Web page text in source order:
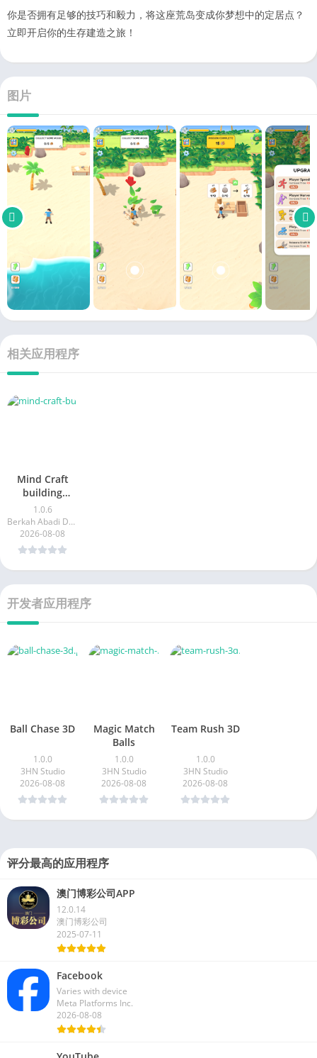
你是否拥有足够的技巧和毅力，将这座荒岛变成你梦想中的定居点？
立即开启你的生存建造之旅！
图片
相关应用程序
Mind Craft
building
craftsman
1.0.6
Berkah Abadi Developer
2026-08-08
开发者应用程序
Ball Chase 3D
1.0.0
3HN Studio
2026-08-08
Magic Match
Balls
1.0.0
3HN Studio
2026-08-08
Team Rush 3D
1.0.0
3HN Studio
2026-08-08
评分最高的应用程序
澳门博彩公司APP
12.0.14
澳门博彩公司
2025-07-11
Facebook
Varies with device
Meta Platforms Inc.
2026-08-08